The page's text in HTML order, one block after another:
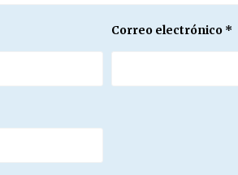
Correo electrónico *